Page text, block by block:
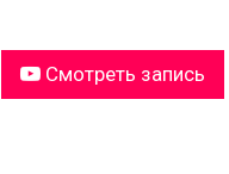
Смотреть запись